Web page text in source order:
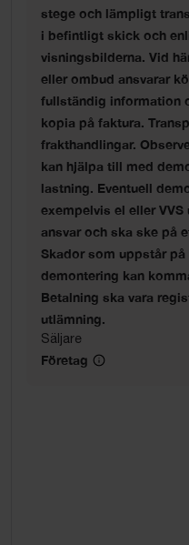
stege och lämpligt
i befintligt skick och
visningsbilderna. Vid
eller ombud ansvarar
fullständig information
kopia på faktura.
frakthandlingar.
kan hjälpa till med
lastning. Eventuell
exempelvis el eller
ansvar och ska ske på
Skador som uppstår
demontering kan
Betalning ska vara
utlämning.
Säljare
Företag